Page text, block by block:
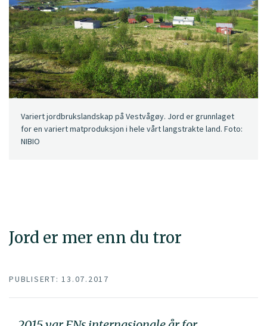
Jord er mer enn du tror
Variert jordbrukslandskap på Vestvågøy. Jord er grunnlaget
for en variert matproduksjon i hele vårt langstrakte land. Foto:
NIBIO
PUBLISERT: 13.07.2017